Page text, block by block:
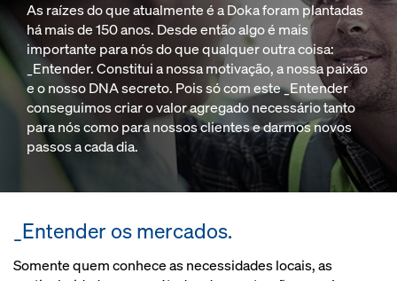
As raízes do que atualmente é a Doka foram plantadas
há mais de 150 anos. Desde então algo é mais
importante para nós do que qualquer outra coisa:
_Entender. Constitui a nossa motivação, a nossa paixão
e o nosso DNA secreto. Pois só com este _Entender
conseguimos criar o valor agregado necessário tanto
para nós como para nossos clientes e darmos novos
passos a cada dia.
_Entender os mercados.
Somente quem conhece as necessidades locais, as